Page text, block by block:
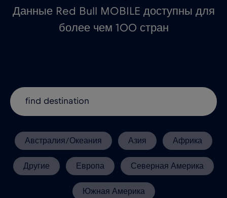
Данные Red Bull MOBILE доступны для
более чем 100 стран
Австралия/Океания Азия Африка
Другие Европа Северная Америка
Южная Америка